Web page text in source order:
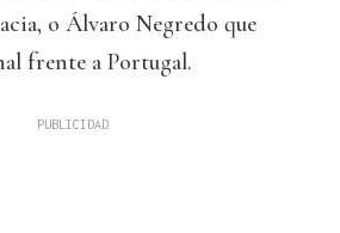
o Álvaro Negredo que
frente a Portugal.